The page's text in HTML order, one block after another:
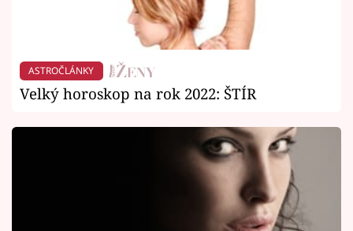
ASTROČLÁNKY
Velký horoskop na rok 2022: ŠTÍR